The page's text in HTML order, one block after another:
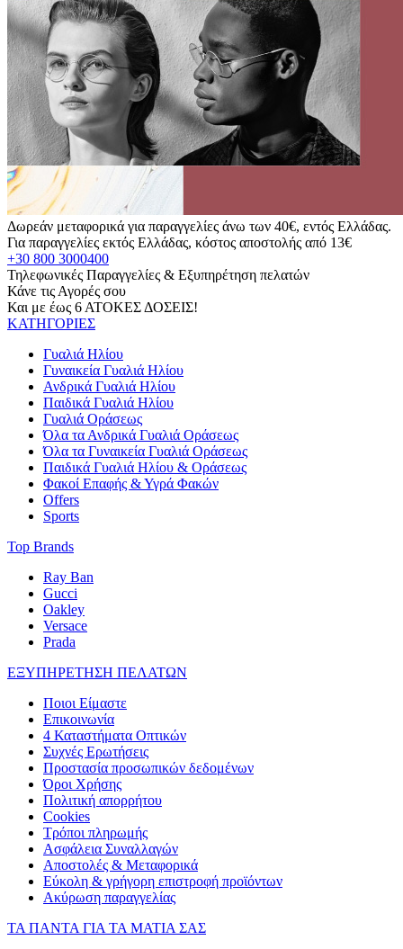
Δωρεάν μεταφορικά για παραγγελίες άνω των 40€, εντός Ελλάδας.
Για παραγγελίες εκτός Ελλάδας, κόστος αποστολής από 13€
+30 800 3000400
Τηλεφωνικές Παραγγελίες & Εξυπηρέτηση πελατών
Κάνε τις Αγορές σου
Και με έως 6 ΑΤΟΚΕΣ ΔΟΣΕΙΣ!
ΚΑΤΗΓΟΡΙΕΣ
Γυαλιά Ηλίου
Γυναικεία Γυαλιά Ηλίου
Ανδρικά Γυαλιά Ηλίου
Παιδικά Γυαλιά Ηλίου
Γυαλιά Οράσεως
Όλα τα Ανδρικά Γυαλιά Οράσεως
Όλα τα Γυναικεία Γυαλιά Οράσεως
Παιδικά Γυαλιά Ηλίου & Οράσεως
Φακοί Επαφής & Υγρά Φακών
Offers
Sports
Top Brands
Ray Ban
Gucci
Oakley
Versace
Prada
ΕΞΥΠΗΡΕΤΗΣΗ ΠΕΛΑΤΩΝ
Ποιοι Είμαστε
Επικοινωνία
4 Καταστήματα Οπτικών
Συχνές Ερωτήσεις
Προστασία προσωπικών δεδομένων
Όροι Χρήσης
Πολιτική απορρήτου
Cookies
Τρόποι πληρωμής
Ασφάλεια Συναλλαγών
Αποστολές & Μεταφορικά
Εύκολη & γρήγορη επιστροφή προϊόντων
Ακύρωση παραγγελίας
ΤΑ ΠΑΝΤΑ ΓΙΑ ΤΑ ΜΑΤΙΑ ΣΑΣ